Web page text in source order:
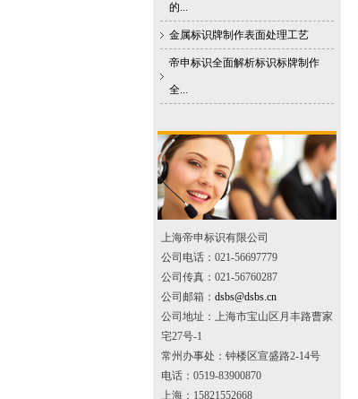
的...
金属标识牌制作表面处理工艺
帝申标识全面解析标识标牌制作
全...
上海帝申标识有限公司
公司电话：021-56697779
公司传真：021-56760287
公司邮箱： dsbs@dsbs.cn
公司地址：上海市宝山区月丰路曹家
宅27号-1
常州办事处：钟楼区宣盛路2-14号
电话：0519-83900870
上海：15821552668